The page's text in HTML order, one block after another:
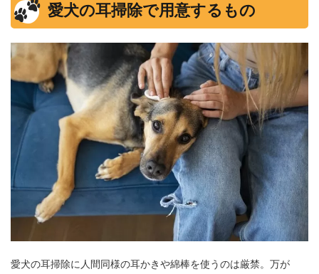
愛犬の耳掃除で用意するもの
愛犬の耳掃除に人間同様の耳かきや綿棒を使うのは厳禁。万が